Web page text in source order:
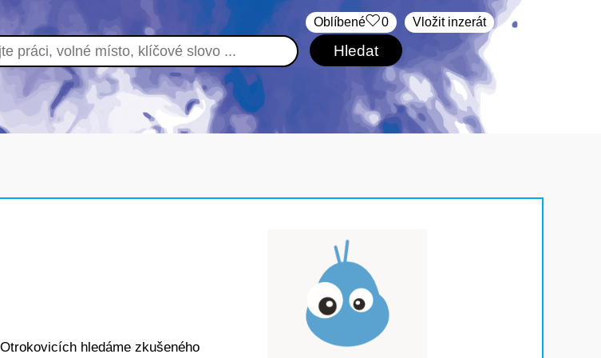
Vložit inzerát
Oblíbené 0
hledáme zkušeného